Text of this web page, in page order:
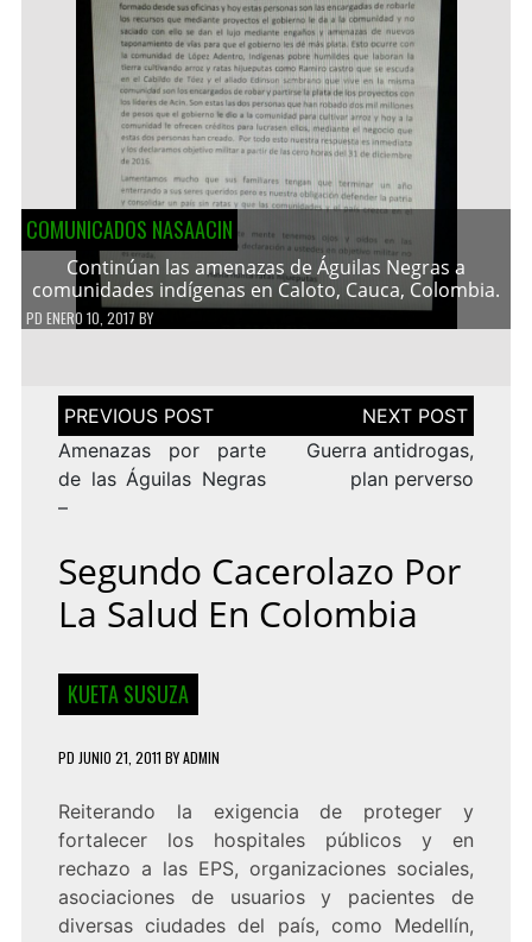
COMUNICADOS NASAACIN
Continúan las amenazas de Águilas Negras a
comunidades indígenas en Caloto, Cauca, Colombia.
PD ENERO 10, 2017 BY
Navegación
de
entradas
Amenazas por parte
de las Águilas Negras
–
Guerra antidrogas,
plan perverso
Segundo Cacerolazo Por
La Salud En Colombia
KUETA SUSUZA
PD JUNIO 21, 2011 BYADMIN
Reiterando la exigencia de proteger y
fortalecer los hospitales públicos y en
rechazo a las EPS, organizaciones sociales,
asociaciones de usuarios y pacientes de
diversas ciudades del país, como Medellín,